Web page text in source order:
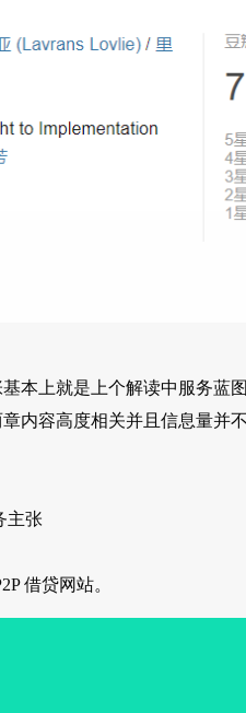
本上就是上个解读中服务蓝
内容高度相关并且信息量并
主张
借贷网站。